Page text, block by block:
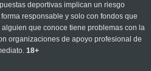
deportivas implican un riesgo
responsable y solo con fondos que
que conoce tiene problemas con la
organizaciones de apoyo profesional de
18+